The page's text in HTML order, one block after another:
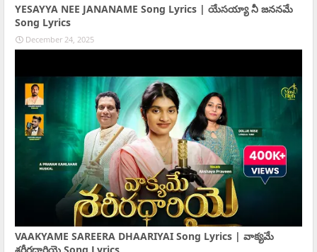
YESAYYA NEE JANANAME Song Lyrics | యేసయ్యా నీ జననమే
Song Lyrics
December 24, 2025
VAAKYAME SAREERA DHAARIYAI Song Lyrics | వాక్యమే